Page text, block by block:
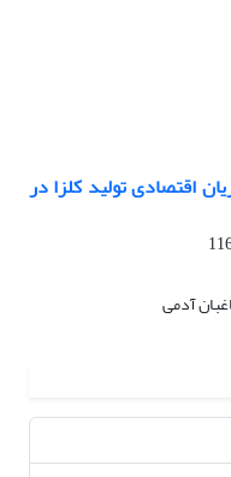
اقتصادی تولید کلزا در
آدمی